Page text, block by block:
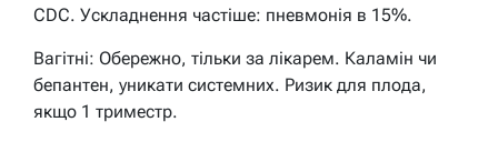
CDC. Ускладнення частіше: пневмонія в 15%.
Вагітні: Обережно, тільки за лікарем. Каламін чи
бепантен, уникати системних. Ризик для плода,
якщо 1 триместр.